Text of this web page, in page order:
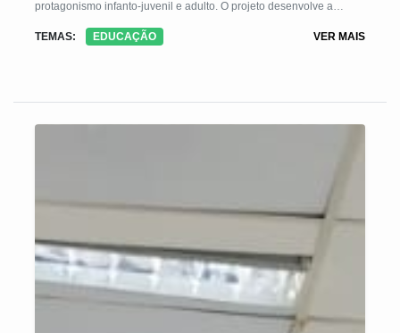
protagonismo infanto-juvenil e adulto. O projeto desenvolve a
de textos literários, contribui com a ampliação do universo cultural,
resultados positivos de transformação da vida dos educandos.
TEMAS: EDUCAÇÃO VER MAIS